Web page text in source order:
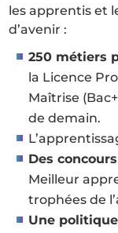
les apprentis et
d’avenir :
250 métiers
la Licence
Maîtrise
de demain.
Des
Meilleur
trophées de
Une